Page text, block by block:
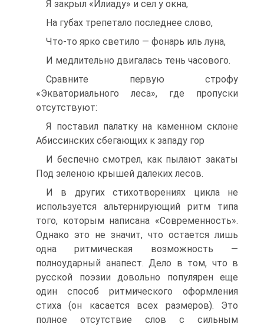
Я закрыл «Илиаду» и сел у окна,
На губах трепетало последнее слово,
Что-то ярко светило — фонарь иль луна,
И медлительно двигалась тень часового.
Сравните первую строфу
«Экваториального леса», где пропуски
отсутствуют:
Я поставил палатку на каменном склоне
Абиссинских сбегающих к западу гор
И беспечно смотрел, как пылают закаты
Под зеленою крышей далеких лесов.
И в других стихотворениях цикла не
используется альтернирующий ритм типа
того, которым написана «Современность».
Однако это не значит, что остается лишь
одна ритмическая возможность —
полноударный анапест. Дело в том, что в
русской поэзии довольно популярен еще
один способ ритмического оформления
стиха (он касается всех размеров). Это
полное отсутствие слов с сильным